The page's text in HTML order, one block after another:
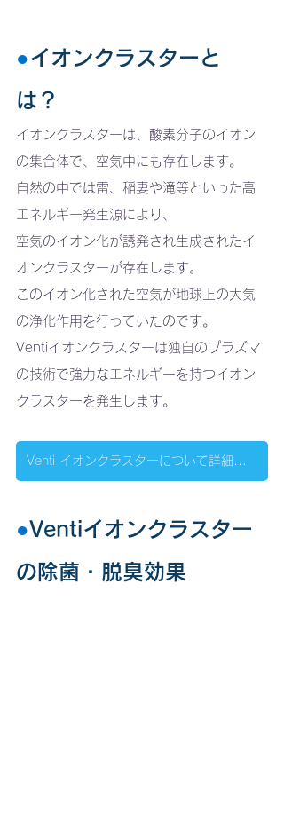
●イオンクラスターと
は？
イオンクラスターは、酸素分子のイオン
の集合体で、空気中にも存在します。
自然の中では雷、稲妻や滝等といった高
エネルギー発生源により、
空気のイオン化が誘発され生成されたイ
オンクラスターが存在します。
このイオン化された空気が地球上の大気
の浄化作用を行っていたのです。
Ventiイオンクラスターは独自のプラズマ
の技術で強力なエネルギーを持つイオン
クラスターを発生します。
Venti イオンクラスターについて詳細はこちらへ
●Ventiイオンクラスター
の除菌・脱臭効果